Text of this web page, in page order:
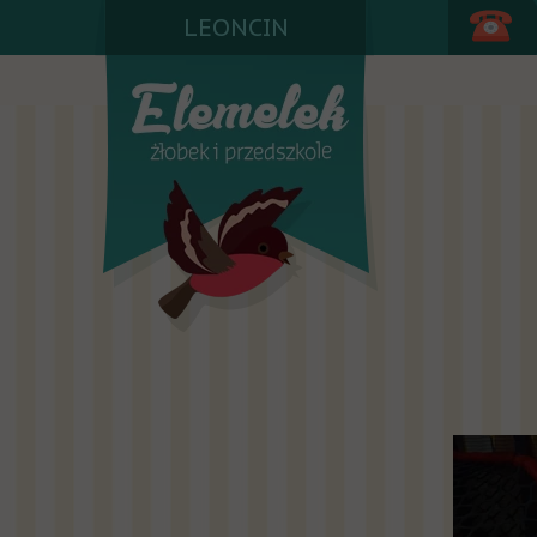
LEONCIN